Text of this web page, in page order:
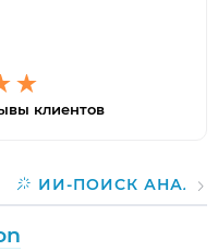
клиентов
ИИ-ПОИСК